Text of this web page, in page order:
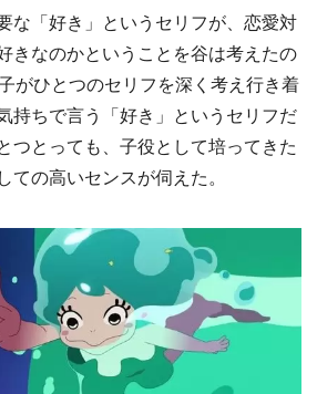
な「好き」というセリフが、恋愛対
きなのかということを谷は考えたの
がひとつのセリフを深く考え行き着
持ちで言う「好き」というセリフだ
つとっても、子役として培ってきた
の高いセンスが伺えた。